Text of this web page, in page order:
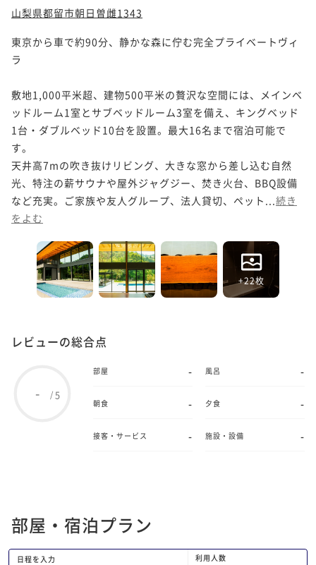
山梨県都留市朝日曽雌1343
東京から車で約90分、静かな森に佇む完全プライベートヴィ
ラ
敷地1,000平米超、建物500平米の贅沢な空間には、メインベ
ッドルーム1室とサブベッドルーム3室を備え、キングベッド
1台・ダブルベッド10台を設置。最大16名まで宿泊可能で
す。
天井高7mの吹き抜けリビング、大きな窓から差し込む自然
光、特注の薪サウナや屋外ジャグジー、焚き火台、BBQ設備
など充実。ご家族や友人グループ、法人貸切、ペット... 続き
をよむ
+22枚
レビューの総合点
- /5
部屋 - 風呂 -
朝食 - 夕食 -
接客・サービス - 施設・設備 -
部屋・宿泊プラン
日程を入力 利用人数